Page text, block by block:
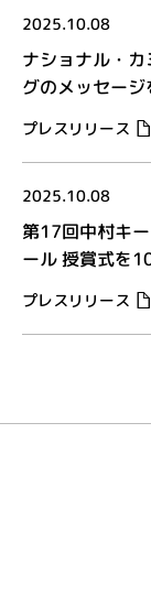
2025.10.08
ナショナル・
グのメッセー
プレスリリース
2025.10.08
第17回中村キ
ール 授賞式を
プレスリリース